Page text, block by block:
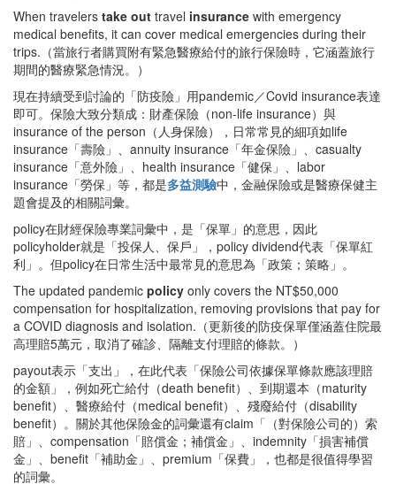
When travelers take out travel insurance with emergency
medical benefits, it can cover medical emergencies during their
trips.（當旅行者購買附有緊急醫療給付的旅行保險時，它涵蓋旅行
期間的醫療緊急情況。）
現在持續受到討論的「防疫險」用pandemic／Covid insurance表達
即可。保險大致分類成：財產保險（non-life insurance）與
insurance of the person（人身保險），日常常見的細項如life
insurance「壽險」、annuity insurance「年金保險」、casualty
insurance「意外險」、health insurance「健保」、labor
insurance「勞保」等，都是多益測驗中，金融保險或是醫療保健主
題會提及的相關詞彙。
policy在財經保險專業詞彙中，是「保單」的意思，因此
policyholder就是「投保人、保戶」，policy dividend代表「保單紅
利」。但policy在日常生活中最常見的意思為「政策；策略」。
The updated pandemic policy only covers the NT$50,000
compensation for hospitalization, removing provisions that pay for
a COVID diagnosis and isolation.（更新後的防疫保單僅涵蓋住院最
高理賠5萬元，取消了確診、隔離支付理賠的條款。）
payout表示「支出」，在此代表「保險公司依據保單條款應該理賠
的金額」，例如死亡給付（death benefit）、到期還本（maturity
benefit）、醫療給付（medical benefit）、殘廢給付（disability
benefit）。關於其他保險金的詞彙還有claim「（對保險公司的）索
賠」、compensation「賠償金；補償金」、indemnity「損害補償
金」、benefit「補助金」、premium「保費」，也都是很值得學習
的詞彙。